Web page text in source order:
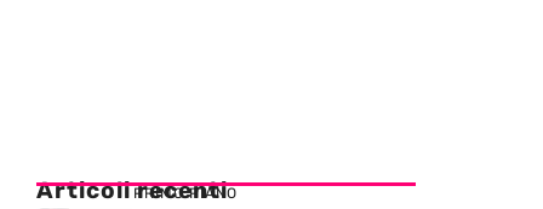
Articoli recenti
PRIMO PIANO